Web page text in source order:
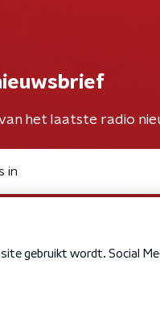
het laatste radio